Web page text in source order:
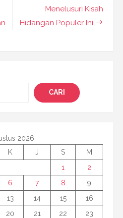
Menelusuri Kisah
Hidangan Populer Ini
CARI
2026
K J S
M
1
2
6 7 8
9
13 14 15
16
20 21 22
23